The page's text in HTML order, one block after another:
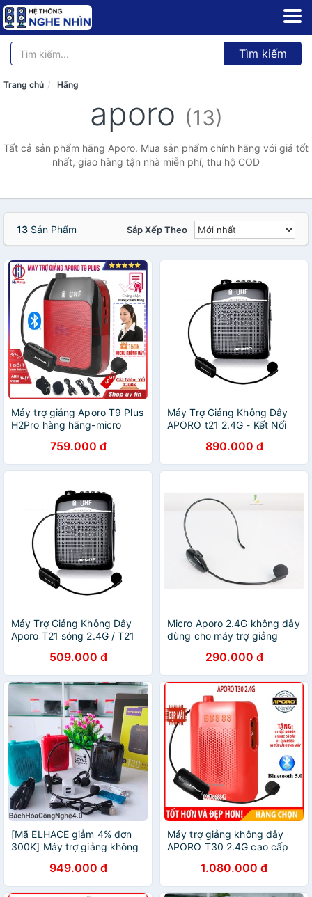
Tìm kiếm
Trang chủ Hãng
aporo (13)
Tất cả sản phẩm hãng Aporo. Mua sản phẩm chính hãng với giá tốt
nhất, giao hàng tận nhà miễn phí, thu hộ COD
13 Sản Phẩm Sắp Xếp Theo
Máy trợ giảng Aporo T9 Plus
H2Pro hàng hãng-micro
USB-Thẻ nhớ-Đài FM (1 bộ)
(tặng mic 169k)
759.000 đ
Máy Trợ Giảng Không Dây
APORO t21 2.4G - Kết Nối
Rõ, Hỗ Trợ Thẻ Nhớ, USB
890.000 đ
Máy Trợ Giảng Không Dây
Aporo T21 sóng 2.4G / T21
Bluetooth509.000 đ
Micro Aporo 2.4G không dây
dùng cho máy trợ giảng
T20 2.4G,...290.000 đ
[Mã ELHACE giảm 4% đơn
300K] Máy trợ giảng không
giảng có bluetooth mẫu mới
nhất
949.000 đ
Máy trợ giảng không dây
APORO T30 2.4G cao cấp
1.080.000 đ